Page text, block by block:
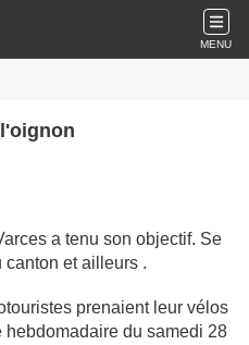
MENU
a tenu son objectif. Se
canton et ailleurs .
prenaient leur vélos
hebdomadaire du samedi 28